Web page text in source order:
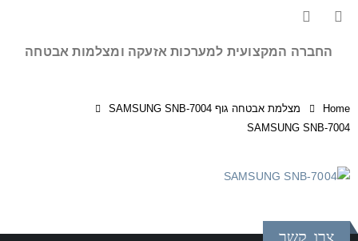
החברה המקצועית למערכות אזעקה ומצלמות אבטחה
Home
מצלמת אבטחה גוף SAMSUNG SNB-7004
SAMSUNG SNB-7004